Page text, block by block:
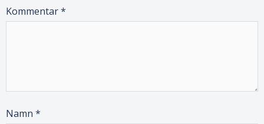
Kommentar*
Namn *